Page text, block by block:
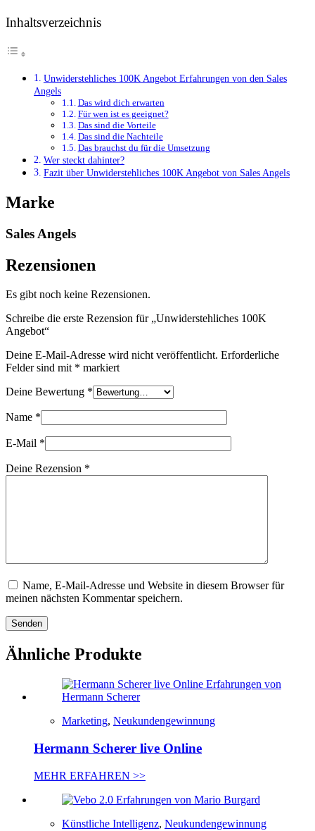
Inhaltsverzeichnis
Unwiderstehliches 100K Angebot Erfahrungen von den Sales
Angels
Das wird dich erwarten
Für wen ist es geeignet?
Das sind die Vorteile
Das sind die Nachteile
Das brauchst du für die Umsetzung
Wer steckt dahinter?
Fazit über Unwiderstehliches 100K Angebot von Sales Angels
Marke
Sales Angels
Rezensionen
Es gibt noch keine Rezensionen.
Schreibe die erste Rezension für „Unwiderstehliches 100K
Angebot“
Deine E-Mail-Adresse wird nicht veröffentlicht. Erforderliche
Felder sind mit * markiert
Deine Bewertung *
Name *
E-Mail *
Deine Rezension *
Name, E-Mail-Adresse und Website in diesem Browser für
meinen nächsten Kommentar speichern.
Senden
Ähnliche Produkte
Marketing, Neukundengewinnung
Hermann Scherer live Online
MEHR ERFAHREN >>
Künstliche Intelligenz, Neukundengewinnung